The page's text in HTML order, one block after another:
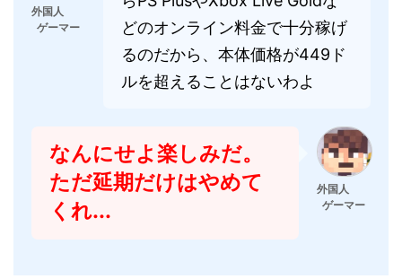
外国人
ゲーマー
どのオンライン料金で十分稼げ
るのだから、本体価格が449ド
ルを超えることはないわよ
なんにせよ楽しみだ。
ただ延期だけはやめて
くれ...
外国人
ゲーマー